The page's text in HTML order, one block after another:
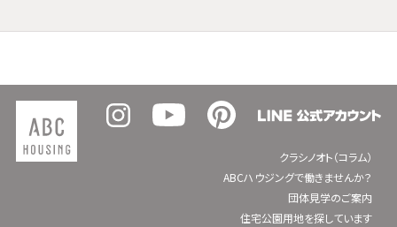
クラシノオト（コラム）
ABCハウジングで働きませんか？
団体見学のご案内
住宅公園用地を探しています